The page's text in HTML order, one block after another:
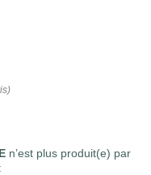
n’est plus produit(e) par